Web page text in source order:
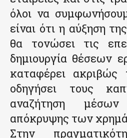
όλοι να
είναι ότι η αύξηση
θα τονώσει τις
δημιουργία θέσεων
καταφέρει ακριβώς
οδηγήσει τους
αναζήτηση
απόκρυψης των
Στην